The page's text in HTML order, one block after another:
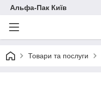
Альфа-Пак Київ
Товари та послуги